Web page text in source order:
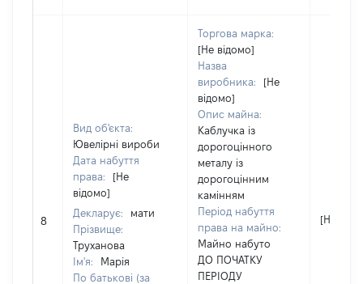
8
Вид об'єкта:
Ювелірні вироби
Дата набуття
права:
[Не
відомо]
Декларує:
мати
Прізвище:
Труханова
Ім'я:
Марія
По батькові (за
Торгова марка:
[Не відомо]
Назва
виробника:
[Не
відомо]
Опис майна:
Каблучка із
дорогоцінного
металу із
дорогоцінним
камінням
Період набуття
права на майно:
Майно набуто
ДО ПОЧАТКУ
ПЕРІОДУ
[Не